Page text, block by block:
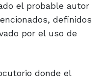
el probable autor
definidos
por el uso de
donde el